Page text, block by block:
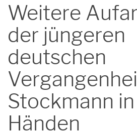
Weitere
der jüngeren
deutschen
Stockmann
Händen